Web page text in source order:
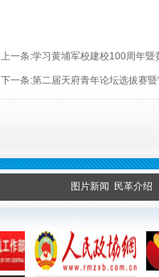
上一条:学习黄埔军校建校100周年
下一条:第二届天府青年论坛选拔赛
图片新闻 民革介绍